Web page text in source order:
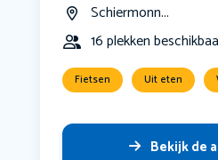
Schiermonn...
16 plekken
Fietsen Uit eten
Bekijk de